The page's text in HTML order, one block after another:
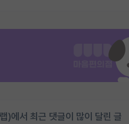
)에서 최근 댓글이 많이 달린 글